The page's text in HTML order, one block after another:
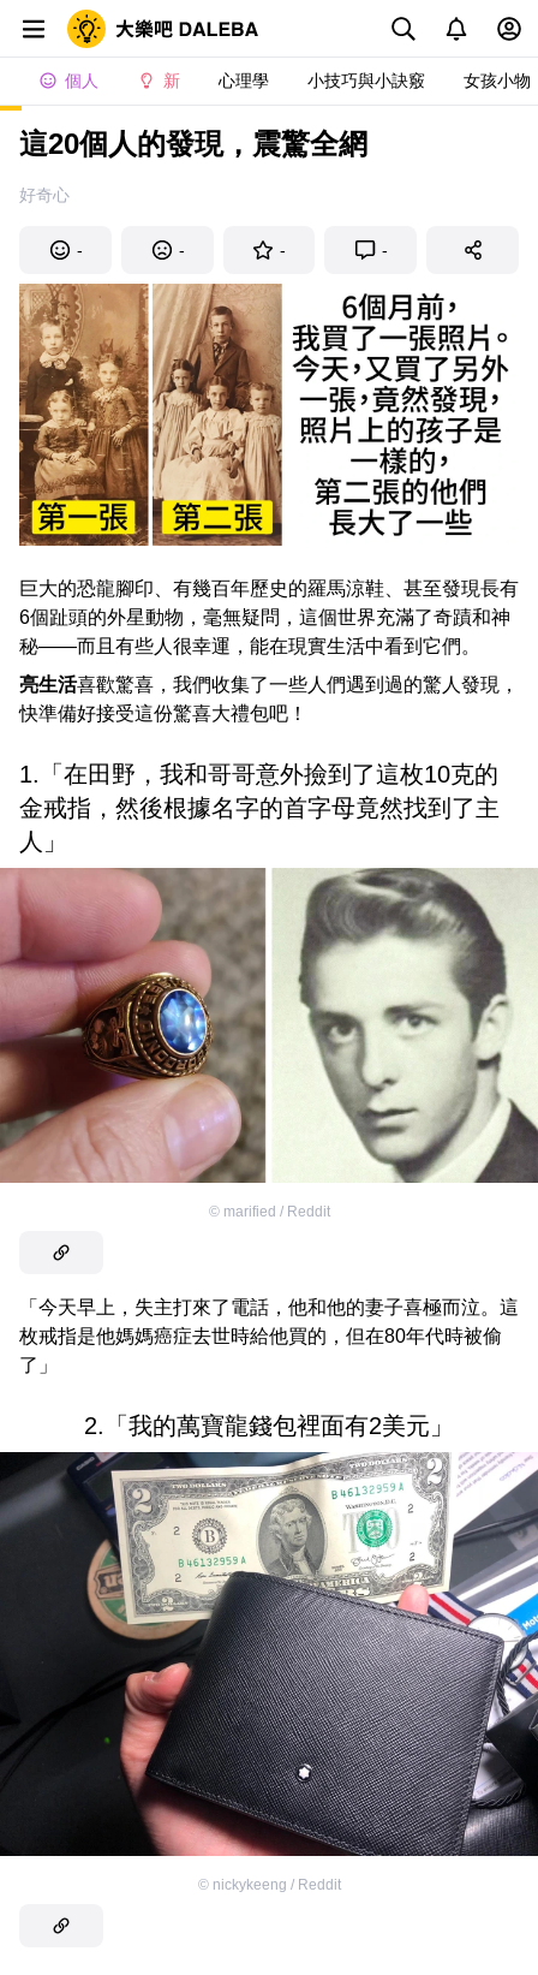
個人 新 心理學 小技巧與小訣竅 女孩小物
這20個人的發現，震驚全網
好奇心
- - - -
巨大的恐龍腳印、有幾百年歷史的羅馬涼鞋、甚至發現長有
6個趾頭的外星動物，毫無疑問，這個世界充滿了奇蹟和神
秘——而且有些人很幸運，能在現實生活中看到它們。
亮生活喜歡驚喜，我們收集了一些人們遇到過的驚人發現，
快準備好接受這份驚喜大禮包吧！
1.「在田野，我和哥哥意外撿到了這枚10克的
金戒指，然後根據名字的首字母竟然找到了主
人」
© marified / Reddit
「今天早上，失主打來了電話，他和他的妻子喜極而泣。這
枚戒指是他媽媽癌症去世時給他買的，但在80年代時被偷
了」
2.「我的萬寶龍錢包裡面有2美元」
© nickykeeng / Reddit